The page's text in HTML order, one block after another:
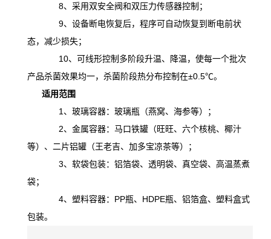
8、采用双安全阀和双压力传感器控制；
9、设备断电恢复后，程序可自动恢复到断电前状
态，减少损失；
10、可线形控制多阶段升温、降温， 使每一个批次
产品杀菌效果均一，杀菌阶段热分布控制在±0.5℃。
适用范围
1、玻璃容器：玻璃瓶（燕窝、海参等）；
2、金属容器：马口铁罐（旺旺、六个核桃、椰汁
等）、二片铝罐（王老吉、加多宝凉茶等）；
3、软袋包装：铝箔袋、透明袋、真空袋、高温蒸煮
袋；
4、塑料容器：PP瓶、HDPE瓶、铝箔盒、塑料盒式
包装。